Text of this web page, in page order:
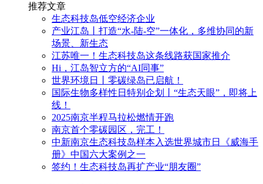
推荐文章
生态科技岛低空经济企业
产业江岛丨打造“水-陆-空”一体化，多维协同的新
场景、新生态
江苏唯一！生态科技岛这条线路获国家推介
Hi，江岛智立方的“AI同事”
世界环境日丨零碳绿岛已启航！
国际生物多样性日特别企划丨“生态天眼”，即将上
线！
2025南京半程马拉松燃情开跑
南京首个零碳园区，完工！
中新南京生态科技岛样本入选世界城市日《威海手
册》中国六大案例之一
签约！生态科技岛再扩产业“朋友圈”